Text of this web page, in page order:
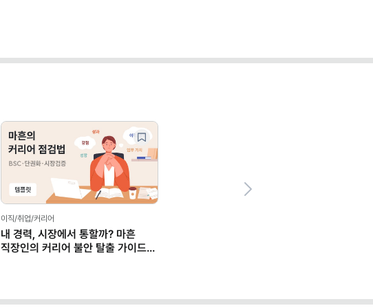
이직/취업/커리어
내 경력, 시장에서 통할까? 마흔
직장인의 커리어 불안 탈출 가이드